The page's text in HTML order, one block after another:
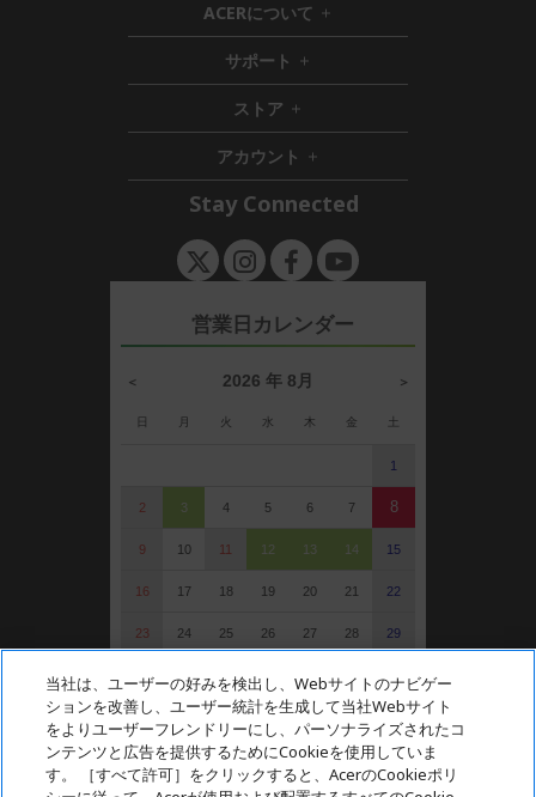
ACERについて h
i
d
n
サポート
h
i
d
d
e
n
ストア h
i
d
d
e
アカウント
h
i
d
e
n
Stay Connected
営業日カレンダー
＞
＜ 2026 年 8月
日 月 火 水 木 金 土
1
2 3 4 5 6 7 8
9 10 11 12 13 14 15
16 17 18 19 20 21 22
23 24 25 26 27 28 29
30 31
: 定休日（受注可）
: 受注・お問い合わせのみ
当社は、ユーザーの好みを検出し、Webサイトのナビゲー
ションを改善し、ユーザー統計を生成して当社Webサイト
をよりユーザーフレンドリーにし、パーソナライズされたコ
ンテンツと広告を提供するためにCookieを使用していま
す。 ［すべて許可］をクリックすると、AcerのCookieポリ